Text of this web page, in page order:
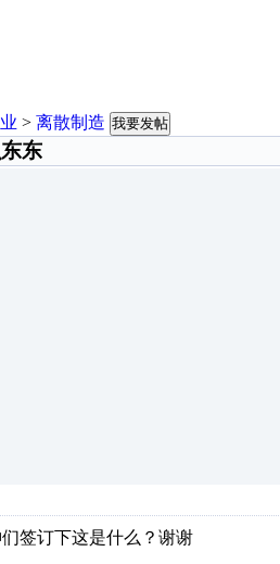
> 离散制造 我要发帖
东
签订下这是什么？谢谢